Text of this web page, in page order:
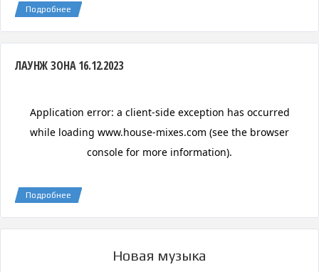
Подробнее
ЛАУНЖ ЗОНА 16.12.2023
Подробнее
Новая музыка